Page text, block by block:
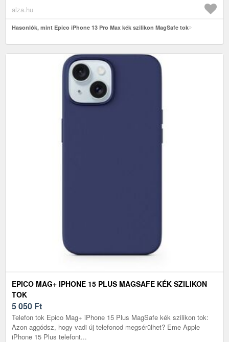
alza.hu
Hasonlók, mint Epico iPhone 13 Pro Max kék szilikon MagSafe tok
EPICO MAG+ IPHONE 15 PLUS MAGSAFE KÉK SZILIKON
TOK
5 050 Ft
Telefon tok Epico Mag+ iPhone 15 Plus MagSafe kék szilikon tok:
Azon aggódsz, hogy vadi új telefonod megsérülhet? Eme Apple
iPhone 15 Plus telefont...